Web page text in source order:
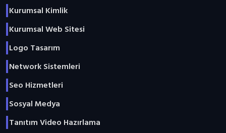
Kurumsal Kimlik
Kurumsal Web Sitesi
Logo Tasarım
Network Sistemleri
Seo Hizmetleri
Sosyal Medya
Tanıtım Video Hazırlama